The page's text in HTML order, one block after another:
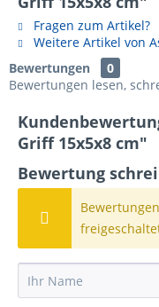
Fragen zum Artikel?
Weitere Artikel von
Bewertungen
0
Bewertungen lesen,
Griff 15x5x8 cm"
Bewertung